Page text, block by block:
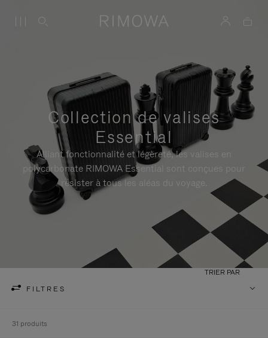
Collection de valises
Essential
Alliant fonctionnalité et légèreté, les valises en
polycarbonate RIMOWA Essential sont conçues pour
résister à tous les aléas du voyage.
FILTRES
TRIER PAR
31 produits